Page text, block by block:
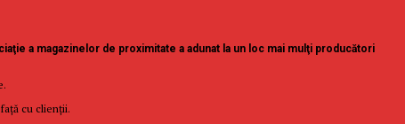
a magazinelor de proximitate a adunat la un loc mai mulţi producători
cu clienții.